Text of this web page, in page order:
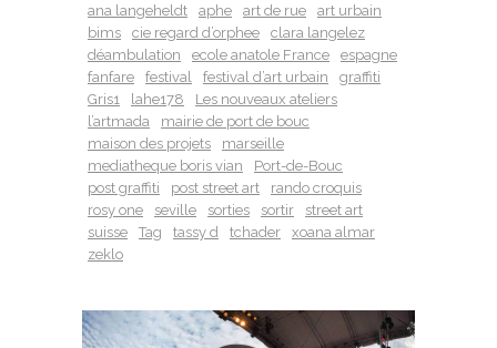
ana langeheldt aphe art de rue
art urbain
bims
cie regard d’orphee
clara langelez
déambulation
ecole anatole France
espagne
fanfare
festival festival d’art urbain
graffiti
Gris1
lahe178
Les nouveaux ateliers
l’artmada
mairie de port de bouc
maison des projets
marseille
mediatheque boris vian
Port-de-Bouc
post graffiti
post street art
rando croquis
rosy one
seville sorties sortir
street art
suisse
Tag tassy d tchader
xoana almar
zeklo